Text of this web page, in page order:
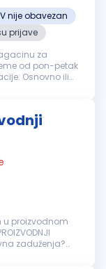
nije obavezan
prijave
za
od pon-petak
ili
u proizvodnom
zaduženja?